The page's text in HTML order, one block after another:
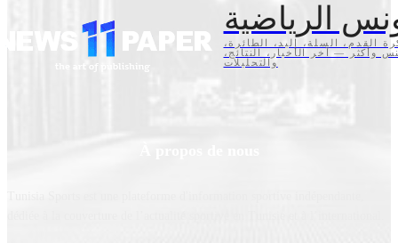
الرياضية
القدم، السلة، اليد، الطائرة،
وأكثر — آخر الأخبار، النتائج،
والتحليلات